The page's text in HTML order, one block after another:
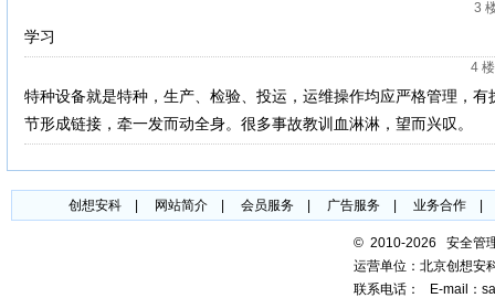
3
学习
4 楼
特种设备就是特种，生产、检验、投运，运维操作均应严格管理，
节形成链接，牵一发而动全身。很多事故教训血淋淋，望而兴叹。
创想安科| 网站简介| 会员服务| 广告服务| 业务合作|
© 2010-2026 安全
运营单位：北京创想安
联系电话：
E-mail：